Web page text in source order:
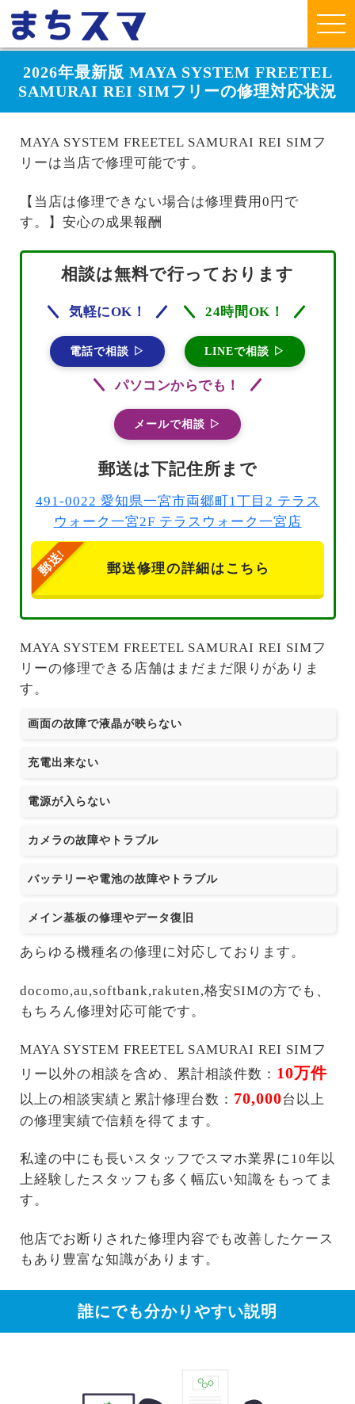
2026年最新版 MAYA SYSTEM FREETEL
SAMURAI REI SIMフリーの修理対応状況
MAYA SYSTEM FREETEL SAMURAI REI SIMフ
リーは当店で修理可能です。
【当店は修理できない場合は修理費用0円で
す。】安心の成果報酬
相談は無料で行っております
気軽にOK！
電話で相談 ▷
24時間OK！
LINEで相談 ▷
パソコンからでも！
メールで相談 ▷
郵送は下記住所まで
491-0022 愛知県一宮市両郷町1丁目2 テラス
ウォーク一宮2F テラスウォーク一宮店
郵送修理の詳細はこちら
MAYA SYSTEM FREETEL SAMURAI REI SIMフ
リーの修理できる店舗はまだまだ限りがありま
す。
画面の故障で液晶が映らない
充電出来ない
電源が入らない
カメラの故障やトラブル
バッテリーや電池の故障やトラブル
メイン基板の修理やデータ復旧
あらゆる機種名の修理に対応しております。
docomo,au,softbank,rakuten,格安SIMの方でも、
もちろん修理対応可能です。
MAYA SYSTEM FREETEL SAMURAI REI SIMフ
リー以外の相談を含め、累計相談件数： 10万件
以上の相談実績と累計修理台数： 70,000台以上
の修理実績で信頼を得てます。
私達の中にも長いスタッフでスマホ業界に10年以
上経験したスタッフも多く幅広い知識をもってま
す。
他店でお断りされた修理内容でも改善したケース
もあり豊富な知識があります。
誰にでも分かりやすい説明